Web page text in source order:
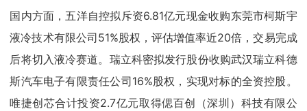
国内方面，五洋自控拟斥资6.81亿元现金收购东莞市柯斯宇
液冷技术有限公司51%股权，评估增值率近20倍，交易完成
后将切入液冷赛道。瑞立科密拟发行股份收购武汉瑞立科德
斯汽车电子有限责任公司16%股权，实现对标的全资控股。
唯捷创芯合计投资2.7亿元取得偲百创（深圳）科技有限公